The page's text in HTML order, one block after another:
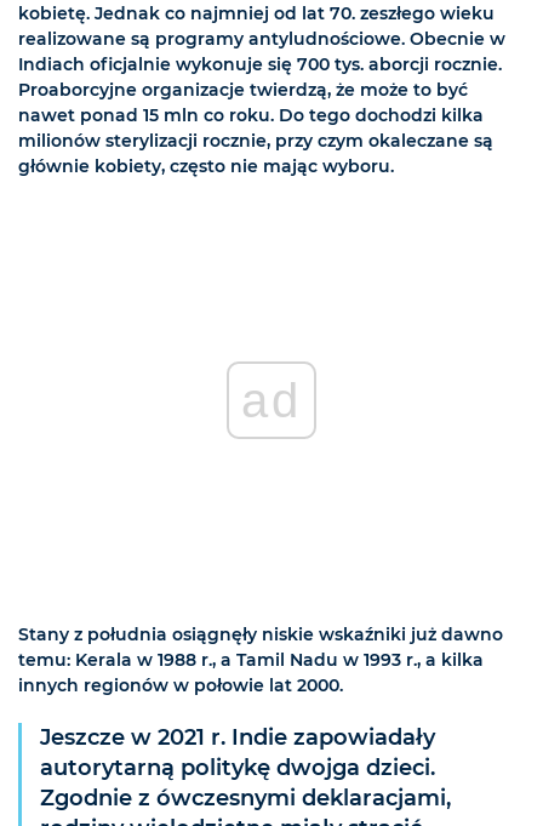
kobietę. Jednak co najmniej od lat 70. zeszłego wieku
realizowane są programy antyludnościowe. Obecnie w
Indiach oficjalnie wykonuje się 700 tys. aborcji rocznie.
Proaborcyjne organizacje twierdzą, że może to być
nawet ponad 15 mln co roku. Do tego dochodzi kilka
milionów sterylizacji rocznie, przy czym okaleczane są
głównie kobiety, często nie mając wyboru.
ad
Stany z południa osiągnęły niskie wskaźniki już dawno
temu: Kerala w 1988 r., a Tamil Nadu w 1993 r., a kilka
innych regionów w połowie lat 2000.
Jeszcze w 2021 r. Indie zapowiadały
autorytarną politykę dwojga dzieci.
Zgodnie z ówczesnymi deklaracjami,